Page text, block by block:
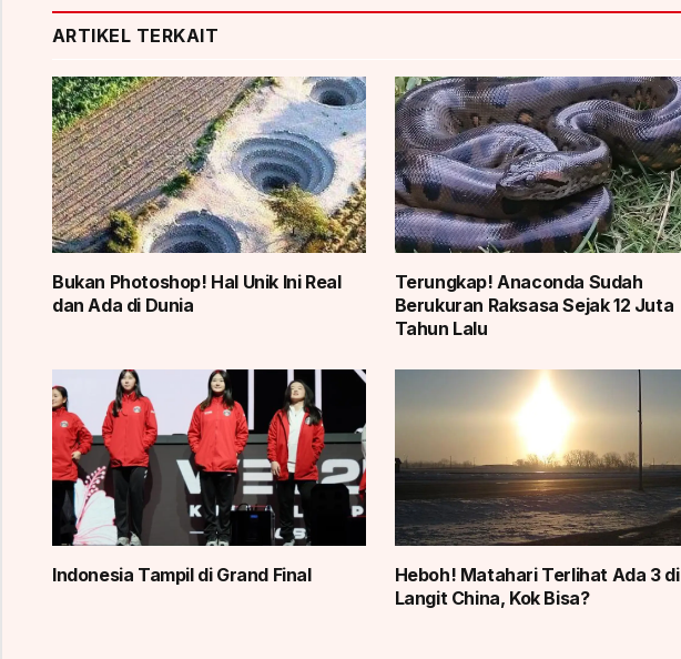
ARTIKEL TERKAIT
Bukan Photoshop! Hal Unik Ini Real
dan Ada di Dunia
Terungkap! Anaconda Sudah
Berukuran Raksasa Sejak 12 Juta
Tahun Lalu
Indonesia Tampil di Grand Final
Heboh! Matahari Terlihat Ada 3 di
Langit China, Kok Bisa?